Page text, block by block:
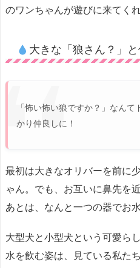
のワンちゃんが遊びに来てく
大きな「狼さん？」
「怖い怖い狼ですか？」なん
かり仲良しに！
最初は大きなオリバーを前に
ゃん。でも、お互いに鼻先を
あとは、なんと一つの器でお
大型犬と小型犬という可愛ら
水を飲む姿は、見ている私た